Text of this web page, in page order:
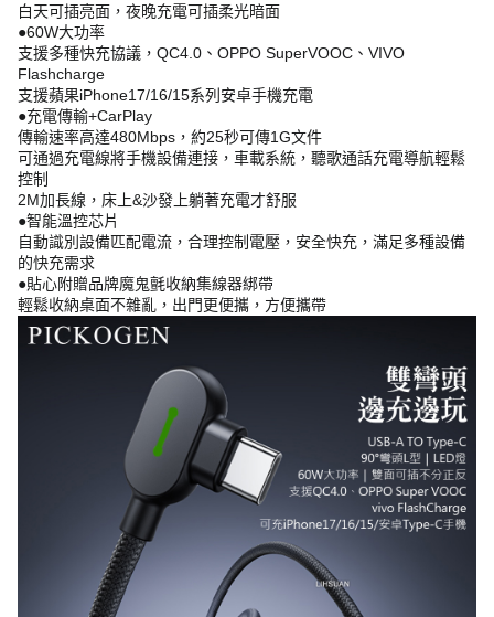
白天可插亮面，夜晚充電可插柔光暗面
●60W大功率
支援多種快充協議，QC4.0、OPPO SuperVOOC、VIVO
Flashcharge
支援蘋果iPhone17/16/15系列安卓手機充電
●充電傳輸+CarPlay
傳輸速率高達480Mbps，約25秒可傳1G文件
可通過充電線將手機設備連接，車載系統，聽歌通話充電導航輕鬆
控制
2M加長線，床上&沙發上躺著充電才舒服
●智能溫控芯片
自動識別設備匹配電流，合理控制電壓，安全快充，滿足多種設備
的快充需求
●貼心附贈品牌魔鬼氈收納集線器綁帶
輕鬆收納桌面不雜亂，出門更便攜，方便攜帶